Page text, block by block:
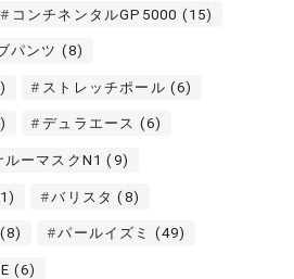
コンチネンタルGP5000 (15)
パンツ (8)
ストレッチポール (6)
デュラエース (6)
ルーマスクN1 (9)
バリスタ (8)
(8) パールイズミ (49)
(6)